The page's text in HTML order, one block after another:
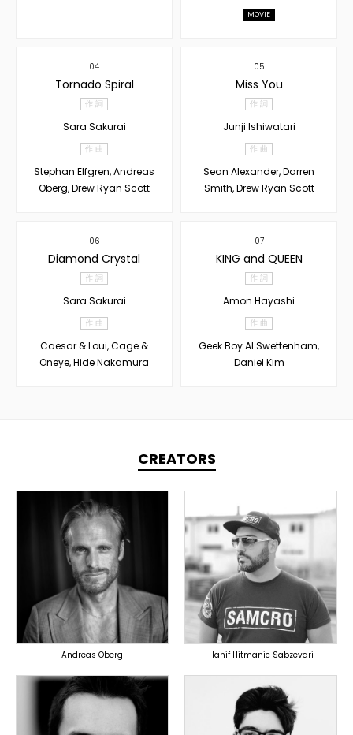
MOVIE
04
Tornado Spiral
作 詞
Sara Sakurai
作 曲
Stephan Elfgren, Andreas
Oberg, Drew Ryan Scott
05
Miss You
作 詞
Junji Ishiwatari
作 曲
Sean Alexander, Darren
Smith, Drew Ryan Scott
06
Diamond Crystal
作 詞
Sara Sakurai
作 曲
Caesar & Loui, Cage &
Oneye, Hide Nakamura
07
KING and QUEEN
作 詞
Amon Hayashi
作 曲
Geek Boy Al Swettenham,
Daniel Kim
CREATORS
TOPLINER
PRODUCER
OVERSEAS
Andreas Öberg
TOPLINER
PRODUCER
OVERSEAS
Hanif Hitmanic Sabzevari